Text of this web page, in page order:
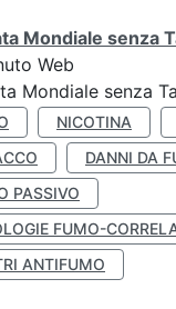
Mondiale senza
Web
Mondiale senza
NICOTINA
DANNI DA
PASSIVO
FUMO-
ANTIFUMO